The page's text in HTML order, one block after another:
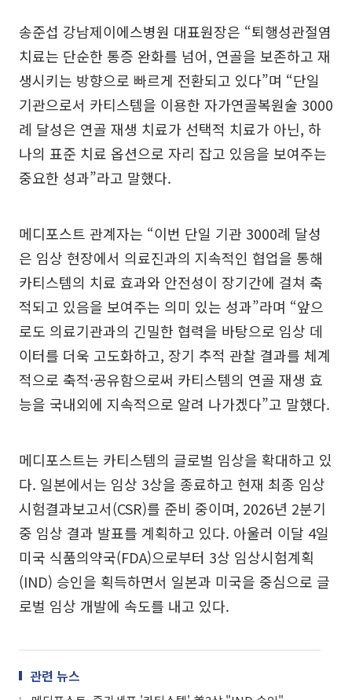
송준섭 강남제이에스병원 대표원장은 “퇴행성관절염
치료는 단순한 통증 완화를 넘어, 연골을 보존하고 재
생시키는 방향으로 빠르게 전환되고 있다”며 “단일
기관으로서 카티스템을 이용한 자가연골복원술 3000
례 달성은 연골 재생 치료가 선택적 치료가 아닌, 하
나의 표준 치료 옵션으로 자리 잡고 있음을 보여주는
중요한 성과”라고 말했다.
메디포스트 관계자는 “이번 단일 기관 3000례 달성
은 임상 현장에서 의료진과의 지속적인 협업을 통해
카티스템의 치료 효과와 안전성이 장기간에 걸쳐 축
적되고 있음을 보여주는 의미 있는 성과”라며 “앞으
로도 의료기관과의 긴밀한 협력을 바탕으로 임상 데
이터를 더욱 고도화하고, 장기 추적 관찰 결과를 체계
적으로 축적·공유함으로써 카티스템의 연골 재생 효
능을 국내외에 지속적으로 알려 나가겠다”고 말했다.
메디포스트는 카티스템의 글로벌 임상을 확대하고 있
다. 일본에서는 임상 3상을 종료하고 현재 최종 임상
시험결과보고서(CSR)를 준비 중이며, 2026년 2분기
중 임상 결과 발표를 계획하고 있다. 아울러 이달 4일
미국 식품의약국(FDA)으로부터 3상 임상시험계획
(IND) 승인을 획득하면서 일본과 미국을 중심으로 글
로벌 임상 개발에 속도를 내고 있다.
관련 뉴스